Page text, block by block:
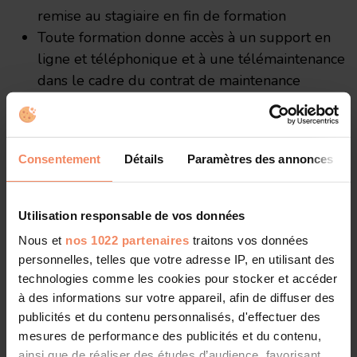
Consentement Détails Paramètres des annonces
Utilisation responsable de vos données
Nous et nos 1022 partenaires traitons vos données
personnelles, telles que votre adresse IP, en utilisant des
technologies comme les cookies pour stocker et accéder
à des informations sur votre appareil, afin de diffuser des
publicités et du contenu personnalisés, d'effectuer des
mesures de performance des publicités et du contenu,
remise au stagiaire en fin de formation
Toute formation donne accès à un support en
ligne et téléphonique et à une télémaintenance
dans le cadre du contrat de maintenance
Évaluation de la formation par une enquête de
Évaluation des acquis de chacun des stagiaires
par le formateur et bilan remis au client
Modalités / délai d'accès
Le stage peut être ouvert en intra ou
interentreprise de 1 à 5 stagiaires dans un délai
moyen de 2 semaines